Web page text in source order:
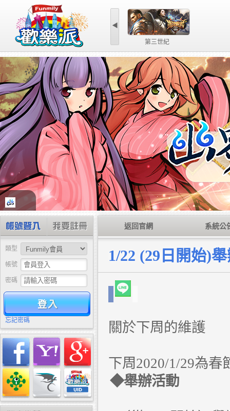
◀
第三世紀
類型
帳號
密碼
驗證
忘記密碼
返回官網 系統公
關於下周的維護
下周2020/1/29為
◆舉辦活動